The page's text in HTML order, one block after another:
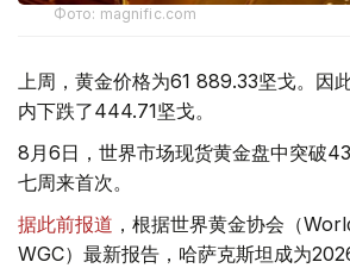
Фото: magnific.com
上周，黄金价格为61 889.33坚戈。因
内下跌了444.71坚戈。
8月6日，世界市场现货黄金盘中突破
七周来首次。
据此前报道 ，根据世界黄金协会（
WGC）最新报告，哈萨克斯坦成为